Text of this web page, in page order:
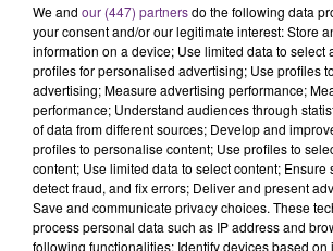
FIL D'ACTUS
We and our (447) partnersdo the following data
your consent and/or our legitimate interest: Store
information on a device; Use limited data to select
profiles for personalised advertising; Use profiles
advertising; Measure advertising performance;
performance; Understand audiences through
of data from different sources; Develop and
profiles to personalise content; Use profiles to
content; Use limited data to select content; Ensure
detect fraud, and fix errors; Deliver and present
Save and communicate privacy choices. These
process personal data such as IP address and
following functionalities: Identify devices based on